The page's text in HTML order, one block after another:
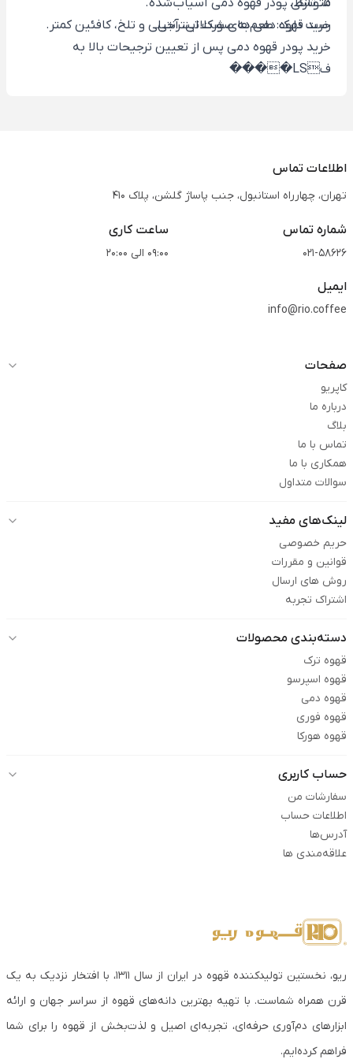
متوسط.
رست دارک: طعم‌های شکلاتی، آجیلی و تلخ، کافئین کمتر.
5. تازگی پودر قهوه دمی آسیاب‌شده.
خرید قهوه دمی به صورت اینترنتی
خرید پودر قهوه دمی پس از تعیین ترجیحات بالا به
فLS����
اطلاعات تماس
تهران، چهارراه استانبول، جنب پاساژ گلشن، پلاک 410
شماره تماس
021-58626
ساعت کاری
09:00 الی 20:00
ایمیل
info@rio.coffee
صفحات
کاپریو
درباره ما
بلاگ
تماس با ما
همکاری با ما
سوالات متداول
لینک‌های مفید
حریم خصوصی
قوانین و مقررات
روش های ارسال
اشتراک تجربه
دسته‌بندی محصولات
قهوه ترک
قهوه اسپرسو
قهوه دمی
قهوه فوری
قهوه هورکا
حساب کاربری
سفارشات من
اطلاعات حساب
آدرس‌ها
علاقه‌مندی ها
ریو، نخستین تولیدکننده قهوه در ایران از سال ۱۳۱۱، با افتخار نزدیک به یک
قرن همراه شماست. با تهیه بهترین دانه‌های قهوه از سراسر جهان و ارائه
ابزارهای دم‌آوری حرفه‌ای، تجربه‌ای اصیل و لذت‌بخش از قهوه را برای شما
فراهم کرده‌ایم.